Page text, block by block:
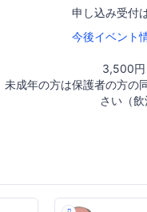
申し込み受付
今後イベント
3,500円
未成年の方は保護者の方の
さい（飲